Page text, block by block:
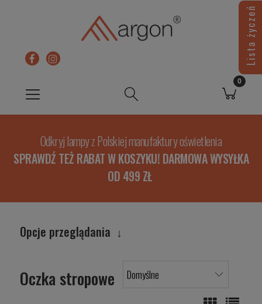
Odkryj lampy z Polskiej manufaktury oświetlenia
SPRAWDŹ TEŻ RABAT W KOSZYKU! DARMOWA WYSYŁKA
OD 499 ZŁ
Opcje przeglądania
Oczka stropowe
Lista życzeń